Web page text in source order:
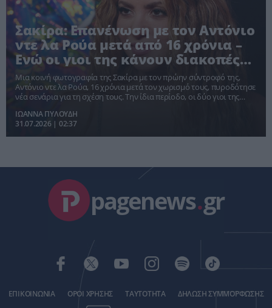
Σακίρα: Επανένωση με τον Αντόνιο
ντε λα Ρούα μετά από 16 χρόνια –
Ενώ οι γιοι της κάνουν διακοπές
με τον Πικέ
Μια κοινή φωτογραφία της Σακίρα με τον πρώην σύντροφό της,
Αντόνιο ντε λα Ρούα, 16 χρόνια μετά τον χωρισμό τους, πυροδότησε
νέα σενάρια για τη σχέση τους. Την ίδια περίοδο, οι δύο γιοι της
ΙΩΑΝΝΑ ΠΥΛΟΥΔΗ
31.07.2026 | 02:37
pagenews.gr
ΕΠΙΚΟΙΝΩΝΙΑ ΟΡΟΙ ΧΡΗΣΗΣ ΤΑΥΤΟΤΗΤΑ ΔΗΛΩΣΗ ΣΥΜΜΟΡΦΩΣΗΣ